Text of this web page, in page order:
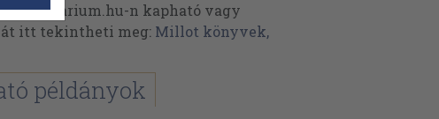
Antikvarium.hu-n kapható vagy
itt tekintheti meg: Millot könyvek,
példányok